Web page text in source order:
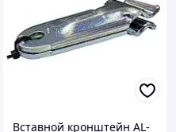
Вставной кронштейн AL-